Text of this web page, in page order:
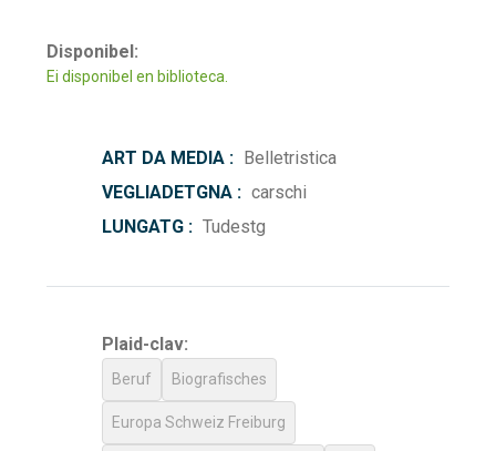
Disponibel:
Ei disponibel en biblioteca.
ART DA MEDIA :
Belletristica
VEGLIADETGNA : carschi
LUNGATG : Tudestg
Plaid-clav:
Beruf Biografisches
Europa Schweiz Freiburg